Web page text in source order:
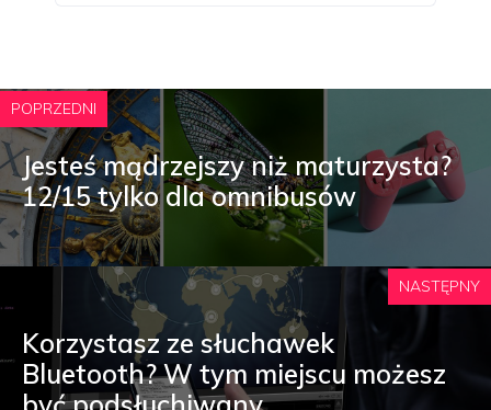
POPRZEDNI
Jesteś mądrzejszy niż maturzysta?
12/15 tylko dla omnibusów
NASTĘPNY
Korzystasz ze słuchawek
Bluetooth? W tym miejscu możesz